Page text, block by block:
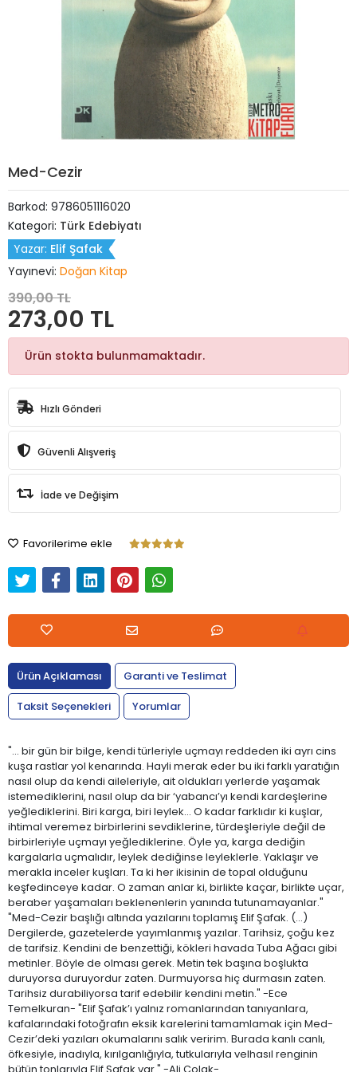
Med-Cezir
Barkod: 9786051116020
Kategori: Türk Edebiyatı
Yazar: Elif Şafak
Yayınevi: Doğan Kitap
390,00 TL
273,00 TL
Ürün stokta bulunmamaktadır.
Hızlı Gönderi
Güvenli Alışveriş
İade ve Değişim
Favorilerime ekle
Ürün Açıklaması
Garanti ve Teslimat
Taksit Seçenekleri
Yorumlar
"... bir gün bir bilge, kendi türleriyle uçmayı reddeden iki ayrı cins
kuşa rastlar yol kenarında. Hayli merak eder bu iki farklı yaratığın
nasıl olup da kendi aileleriyle, ait oldukları yerlerde yaşamak
istemediklerini, nasıl olup da bir ‘yabancı’yı kendi kardeşlerine
yeğlediklerini. Biri karga, biri leylek... O kadar farklıdır ki kuşlar,
ihtimal veremez birbirlerini sevdiklerine, türdeşleriyle değil de
birbirleriyle uçmayı yeğlediklerine. Öyle ya, karga dediğin
kargalarla uçmalıdır, leylek dediğinse leyleklerle. Yaklaşır ve
merakla inceler kuşları. Ta ki her ikisinin de topal olduğunu
keşfedinceye kadar. O zaman anlar ki, birlikte kaçar, birlikte uçar,
beraber yaşamaları beklenenlerin yanında tutunamayanlar."
"Med-Cezir başlığı altında yazılarını toplamış Elif Şafak. (...)
Dergilerde, gazetelerde yayımlanmış yazılar. Tarihsiz, çoğu kez
de tarifsiz. Kendini de benzettiği, kökleri havada Tuba Ağacı gibi
metinler. Böyle de olması gerek. Metin tek başına boşlukta
duruyorsa duruyordur zaten. Durmuyorsa hiç durmasın zaten.
Tarihsiz durabiliyorsa tarif edebilir kendini metin." -Ece
Temelkuran- "Elif Şafak’ı yalnız romanlarından tanıyanlara,
kafalarındaki fotoğrafın eksik karelerini tamamlamak için Med-
Cezir’deki yazıları okumalarını salık veririm. Burada kanlı canlı,
öfkesiyle, inadıyla, kırılganlığıyla, tutkularıyla velhasıl renginin